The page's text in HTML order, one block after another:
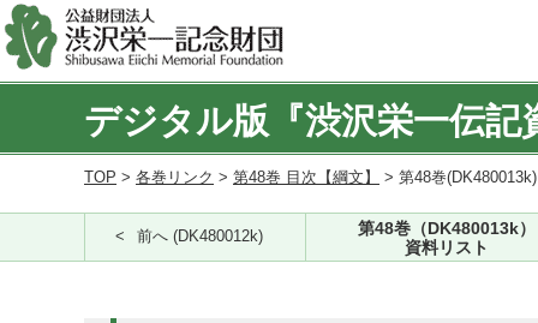
デジタル版『渋沢栄一伝記
TOP > 各巻リンク > 第48巻 目次【綱文】 > 第48巻
前へ (DK480012k)
第48巻（DK480013k）
資料リスト